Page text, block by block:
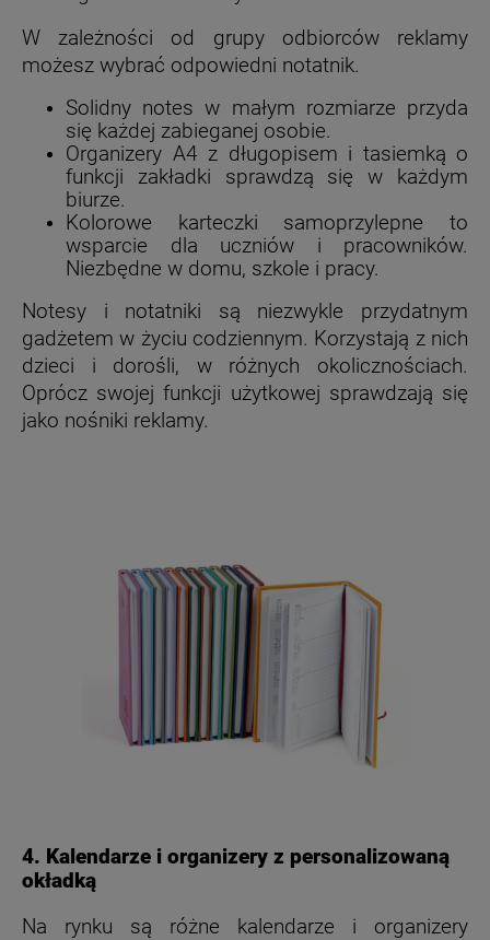
W zależności od grupy odbiorców reklamy
możesz wybrać odpowiedni notatnik.
Solidny notes w małym rozmiarze przyda
się każdej zabieganej osobie.
Organizery A4 z długopisem i tasiemką o
funkcji zakładki sprawdzą się w każdym
biurze.
Kolorowe karteczki samoprzylepne to
wsparcie dla uczniów i pracowników.
Niezbędne w domu, szkole i pracy.
Notesy i notatniki są niezwykle przydatnym
gadżetem w życiu codziennym. Korzystają z nich
dzieci i dorośli, w różnych okolicznościach.
Oprócz swojej funkcji użytkowej sprawdzają się
jako nośniki reklamy.
4. Kalendarze i organizery z personalizowaną
okładką
Na rynku są różne kalendarze i organizery